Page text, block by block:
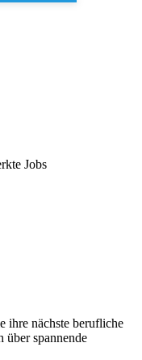
Jobs
ihre nächste berufliche
über spannende